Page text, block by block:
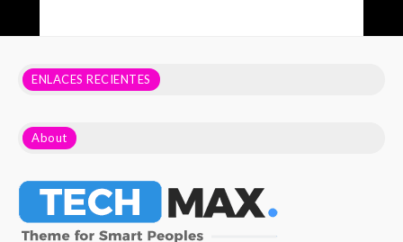
ENLACES RECIENTES
About